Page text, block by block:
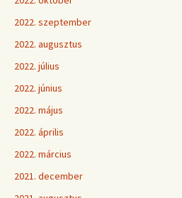
2022. szeptember
2022. augusztus
2022. július
2022. június
2022. május
2022. április
2022. március
2021. december